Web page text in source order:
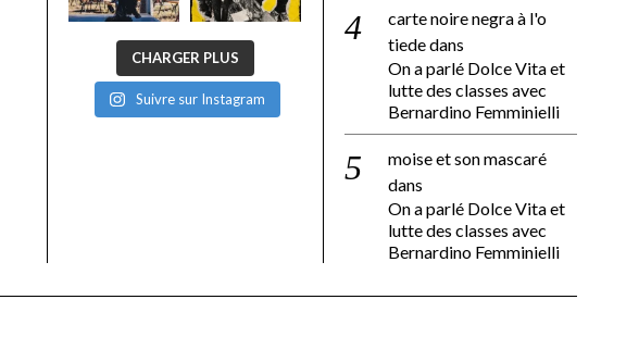
CHARGER PLUS
Suivre sur Instagram
carte noire negra à l'o
tiededans
On a parlé Dolce Vita et
lutte des classes avec
Bernardino Femminielli
moise et son mascaré
dans
On a parlé Dolce Vita et
lutte des classes avec
Bernardino Femminielli